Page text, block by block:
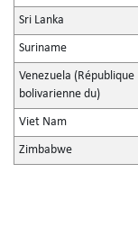
Sri Lanka
Suriname
Venezuela (République
bolivarienne du)
Viet Nam
Zimbabwe